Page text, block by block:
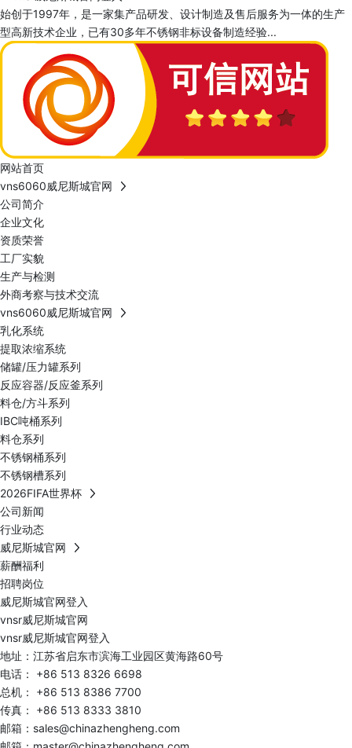
始创于1997年，是一家集产品研发、设计制造及售后服务为一体的生产
型高新技术企业，已有30多年不锈钢非标设备制造经验...
网站首页
vns6060威尼斯城官网
公司简介
企业文化
资质荣誉
工厂实貌
生产与检测
外商考察与技术交流
vns6060威尼斯城官网
乳化系统
提取浓缩系统
储罐/压力罐系列
反应容器/反应釜系列
料仓/方斗系列
IBC吨桶系列
料仓系列
不锈钢桶系列
不锈钢槽系列
2026FIFA世界杯
公司新闻
行业动态
威尼斯城官网
薪酬福利
招聘岗位
威尼斯城官网登入
vnsr威尼斯城官网
vnsr威尼斯城官网登入
地址：江苏省启东市滨海工业园区黄海路60号
电话： +86 513 8326 6698
总机： +86 513 8386 7700
传真： +86 513 8333 3810
邮箱： sales@chinazhengheng.com